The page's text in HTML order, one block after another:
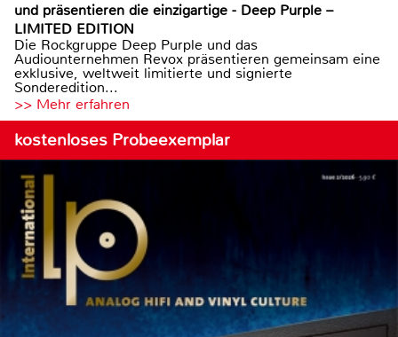
und präsentieren die einzigartige - Deep Purple –
LIMITED EDITION
Die Rockgruppe Deep Purple und das
Audiounternehmen Revox präsentieren gemeinsam eine
exklusive, weltweit limitierte und signierte
Sonderedition...
>> Mehr erfahren
kostenloses Probeexemplar